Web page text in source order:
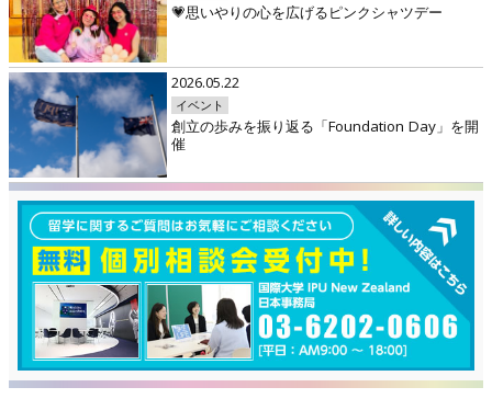
💗思いやりの心を広げるピンクシャツデー
2026.05.22
イベント
創立の歩みを振り返る「Foundation Day」を開
催